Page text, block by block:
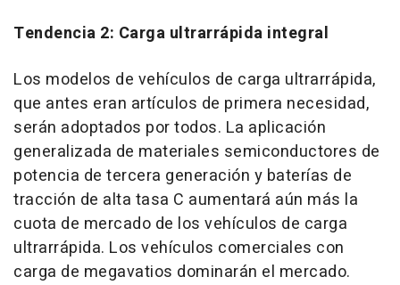
Tendencia 2: Carga ultrarrápida integral
Los modelos de vehículos de carga ultrarrápida,
que antes eran artículos de primera necesidad,
serán adoptados por todos. La aplicación
generalizada de materiales semiconductores de
potencia de tercera generación y baterías de
tracción de alta tasa C aumentará aún más la
cuota de mercado de los vehículos de carga
ultrarrápida. Los vehículos comerciales con
carga de megavatios dominarán el mercado.